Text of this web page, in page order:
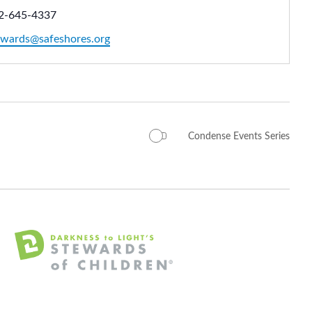
645-4337
Condense Events Series